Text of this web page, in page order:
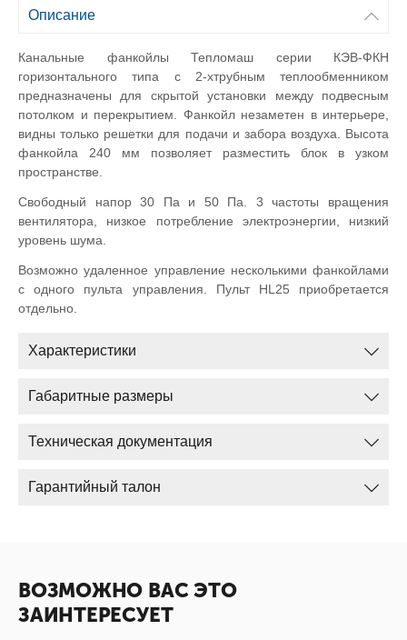
Описание
Канальные фанкойлы Тепломаш серии КЭВ-ФКН
горизонтального типа с 2-хтрубным теплообменником
предназначены для скрытой установки между подвесным
потолком и перекрытием. Фанкойл незаметен в интерьере,
видны только решетки для подачи и забора воздуха. Высота
фанкойла 240 мм позволяет разместить блок в узком
пространстве.
Свободный напор 30 Па и 50 Па. 3 частоты вращения
вентилятора, низкое потребление электроэнергии, низкий
уровень шума.
Возможно удаленное управление несколькими фанкойлами
с одного пульта управления. Пульт HL25 приобретается
отдельно.
Характеристики
Габаритные размеры
Техническая документация
Гарантийный талон
ВОЗМОЖНО ВАС ЭТО
ЗАИНТЕРЕСУЕТ